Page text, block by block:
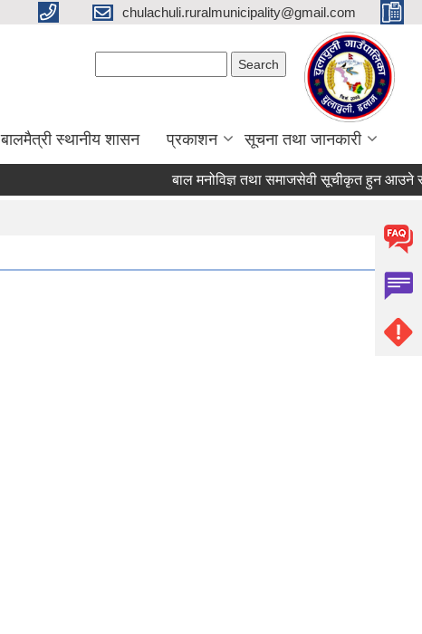
chulachuli.ruralmunicipality@gmail.com
बालमैत्री स्थानीय शासन प्रकाशन सूचना तथा जानकारी
बाल मनोविज्ञ तथा समाजसेवी सूचीकृत हुन आउने